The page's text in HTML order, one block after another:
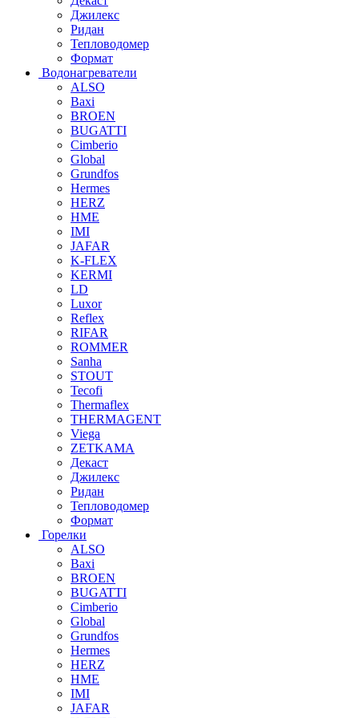
Джилекс
Ридан
Тепловодомер
Формат
Водонагреватели
ALSO
Baxi
BROEN
BUGATTI
Cimberio
Global
Grundfos
Hermes
HERZ
HME
IMI
JAFAR
K-FLEX
KERMI
LD
Luxor
Reflex
RIFAR
ROMMER
Sanha
STOUT
Tecofi
Thermaflex
THERMAGENT
Viega
ZETKAMA
Декаст
Джилекс
Ридан
Тепловодомер
Формат
Горелки
ALSO
Baxi
BROEN
BUGATTI
Cimberio
Global
Grundfos
Hermes
HERZ
HME
IMI
JAFAR